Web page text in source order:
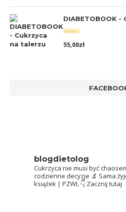
DIABETOBOOK
Oceniono
5.00na 5
55,00zł
blogdietolog
Cukrzyca nie musi być
codzienne decyzje 🔬 Sama
książek | PZWL 👇 Zacznij tutaj